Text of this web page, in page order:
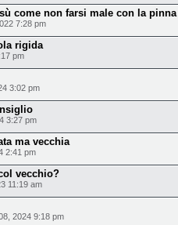
come non farsi male con la pinna
7:28 pm
rigida
pm
3:02 pm
3:27 pm
ma vecchia
2:41 pm
vecchio?
11:19 am
2024 9:18 pm